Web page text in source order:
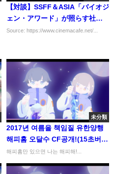
【対談】SSFF＆ASIA「バイオジ
ェン・アワード」が照らす社会
の可能性、別所哲也×アジェイ・
Source: https://www.cinemacafe.net/...
未分類
2017년 여름을 책임질 유한양행
해피홈 오달수 CF공개!(15초버
전)
해피홈만 있으면 나는 해피해!...